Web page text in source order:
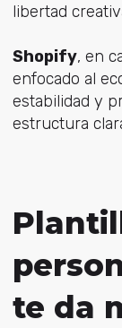
libertad
Shopify, en
enfocado al
estabilidad y
estructura
te da